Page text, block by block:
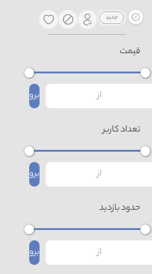
قیمت
برو
تعداد کاربر
برو
حدود بازدید
برو